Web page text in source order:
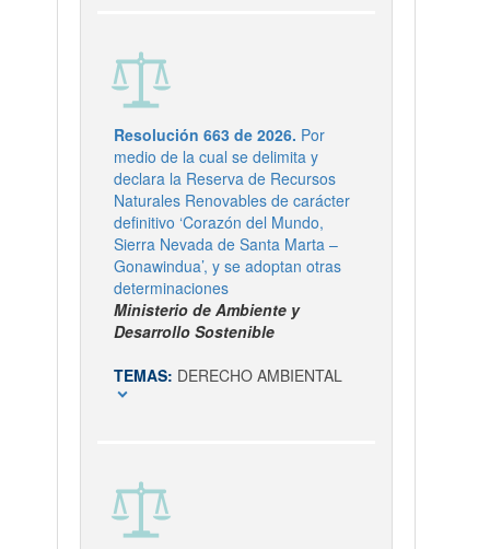
Resolución 663 de 2026. Por
medio de la cual se delimita y
declara la Reserva de Recursos
Naturales Renovables de carácter
definitivo ‘Corazón del Mundo,
Sierra Nevada de Santa Marta –
Gonawindua’, y se adoptan otras
determinaciones
Ministerio de Ambiente y
Desarrollo Sostenible
TEMAS: DERECHO AMBIENTAL
expand_more